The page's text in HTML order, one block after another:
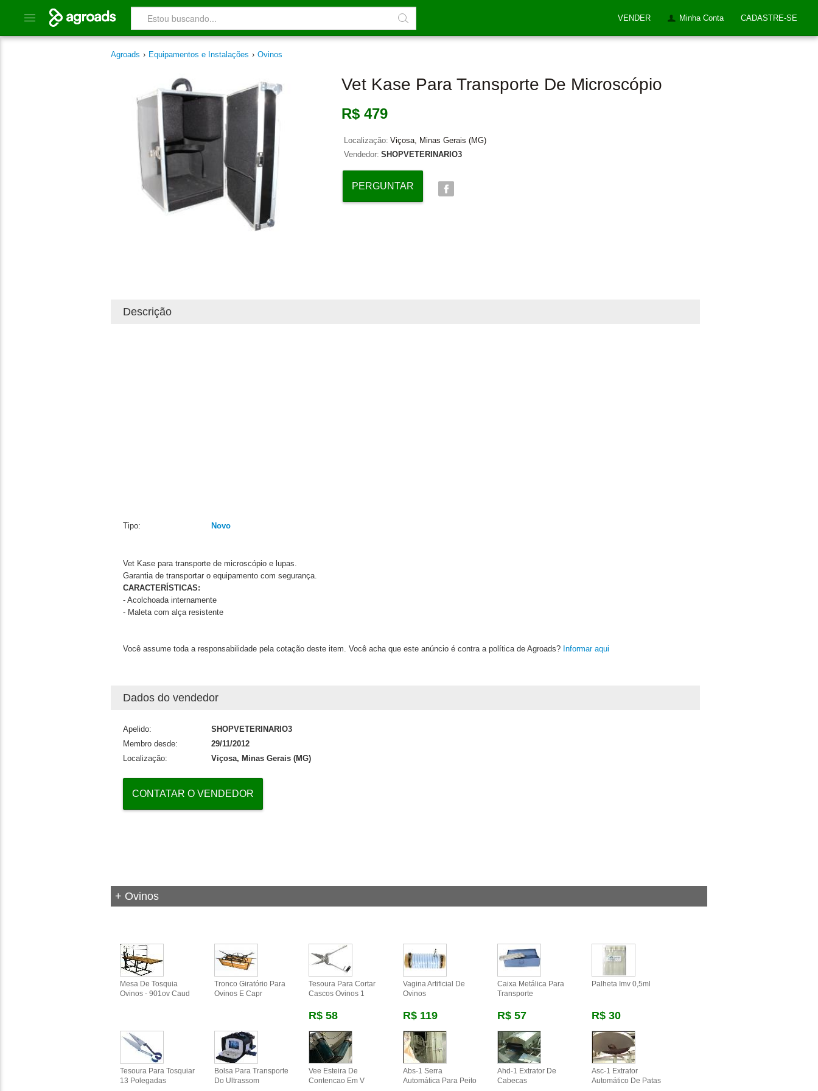
VENDER Minha Conta CADASTRE-SE
Agroads › Equipamentos e Instalações › Ovinos
Vet Kase Para Transporte De Microscópio
R$ 479
Localização: Viçosa, Minas Gerais (MG)
Vendedor: SHOPVETERINARIO3
PERGUNTAR
Descrição
Tipo: Novo
Vet Kase para transporte de microscópio e lupas.
Garantia de transportar o equipamento com segurança.
CARACTERÍSTICAS:
- Acolchoada internamente
- Maleta com alça resistente
Você assume toda a responsabilidade pela cotação deste item. Você acha que este anúncio é contra a política de Agroads? Informar aqui
Dados do vendedor
Apelido:
SHOPVETERINARIO3
Membro desde:
29/11/2012
Localização:
Viçosa, Minas Gerais (MG)
CONTATAR O VENDEDOR
+ Ovinos
Mesa De Tosquia
Ovinos - 901ov Caud
Tronco Giratório Para
Ovinos E Capr
Tesoura Para Cortar
Cascos Ovinos 1
R$ 58
Vagina Artificial De
Ovinos
R$ 119
Caixa Metálica Para
Transporte
R$ 57
Palheta Imv 0,5ml
R$ 30
Tesoura Para Tosquiar
13 Polegadas
Bolsa Para Transporte
Do Ultrassom
Vee Esteira De
Contencao Em V
Abs-1 Serra
Automática Para Peito
Ahd-1 Extrator De
Cabecas
Asc-1 Extrator
Automático De Patas